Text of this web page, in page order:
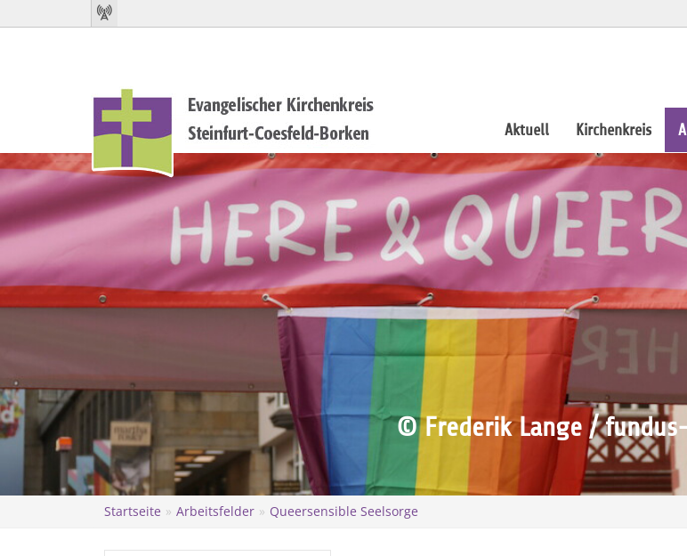
Aktuell Kirchenkreis
© Frederik Lange /
Startseite Arbeitsfelder Queersensible Seelsorge